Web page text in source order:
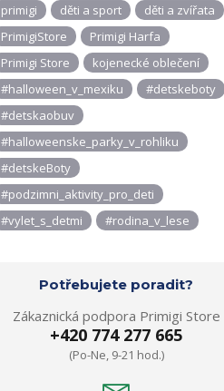
primigi
děti a sport
děti a zvířata
PrimigiStore
Primigi Harfa
Primigi Store
kojenecké oblečení
#halloween_v_mexiku
#detskeboty
#detskaobuv
#halloweenske_parky_v_rohliku
#detskeBoty
#podzimni_aktivity_pro_deti
#vylet_s_detmi
#rodina_v_lese
Potřebujete poradit?
Zákaznická podpora Primigi Store
+420 774 277 665
(Po-Ne, 9-21 hod.)